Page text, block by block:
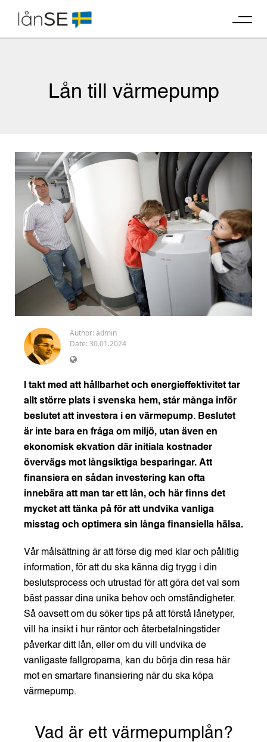
content
Lån till värmepump
Author: admin
Date: 30.01.2024
I takt med att hållbarhet och energieffektivitet tar
allt större plats i svenska hem, står många inför
beslutet att investera i en värmepump. Beslutet
är inte bara en fråga om miljö, utan även en
ekonomisk ekvation där initiala kostnader
övervägs mot långsiktiga besparingar. Att
finansiera en sådan investering kan ofta
innebära att man tar ett lån, och här finns det
mycket att tänka på för att undvika vanliga
misstag och optimera sin långa finansiella hälsa.
Vår målsättning är att förse dig med klar och pålitlig
information, för att du ska känna dig trygg i din
beslutsprocess och utrustad för att göra det val som
bäst passar dina unika behov och omständigheter.
Så oavsett om du söker tips på att förstå lånetyper,
vill ha insikt i hur räntor och återbetalningstider
påverkar ditt lån, eller om du vill undvika de
vanligaste fallgroparna, kan du börja din resa här
mot en smartare finansiering när du ska köpa
värmepump.
Vad är ett värmepumplån?